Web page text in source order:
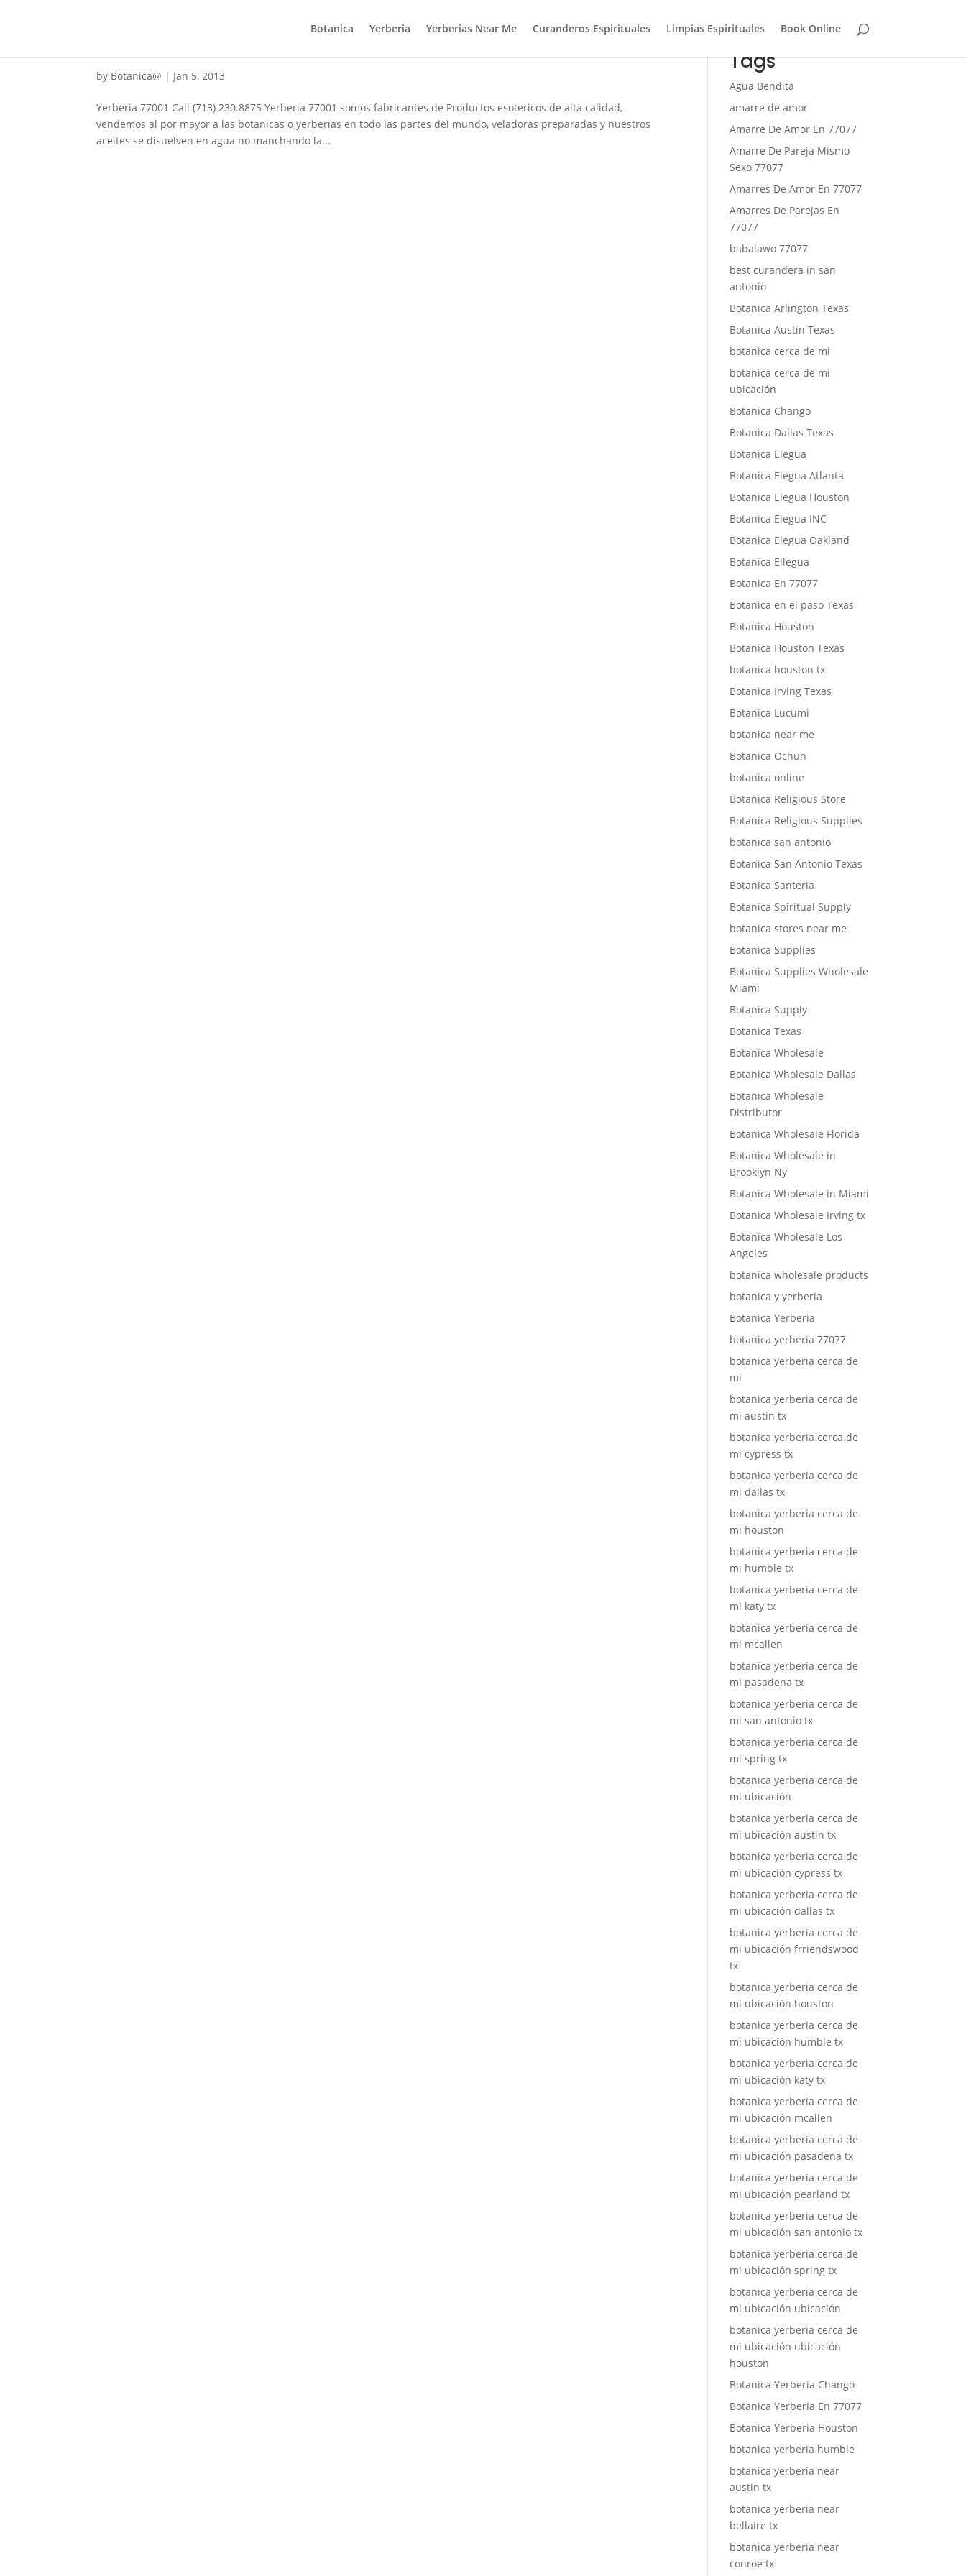
Botanica Yerberia Yerberias Near Me Curanderos Espirituales Limpias Espirituales Book Online
Yerberia 77001
by Botanica@ | Jan 5, 2013
Yerberia 77001 Call (713) 230.8875 Yerberia 77001 somos fabricantes de Productos esotericos de alta calidad,
vendemos al por mayor a las botanicas o yerberias en todo las partes del mundo, veladoras preparadas y nuestros
aceites se disuelven en agua no manchando la...
Tags
Agua Bendita
amarre de amor
Amarre De Amor En 77077
Amarre De Pareja Mismo
Sexo 77077
Amarres De Amor En 77077
Amarres De Parejas En
77077
babalawo 77077
best curandera in san
antonio
Botanica Arlington Texas
Botanica Austin Texas
botanica cerca de mi
botanica cerca de mi
ubicación
Botanica Chango
Botanica Dallas Texas
Botanica Elegua
Botanica Elegua Atlanta
Botanica Elegua Houston
Botanica Elegua INC
Botanica Elegua Oakland
Botanica Ellegua
Botanica En 77077
Botanica en el paso Texas
Botanica Houston
Botanica Houston Texas
botanica houston tx
Botanica Irving Texas
Botanica Lucumi
botanica near me
Botanica Ochun
botanica online
Botanica Religious Store
Botanica Religious Supplies
botanica san antonio
Botanica San Antonio Texas
Botanica Santeria
Botanica Spiritual Supply
botanica stores near me
Botanica Supplies
Botanica Supplies Wholesale
Miami
Botanica Supply
Botanica Texas
Botanica Wholesale
Botanica Wholesale Dallas
Botanica Wholesale
Distributor
Botanica Wholesale Florida
Botanica Wholesale in
Brooklyn Ny
Botanica Wholesale in Miami
Botanica Wholesale Irving tx
Botanica Wholesale Los
Angeles
botanica wholesale products
botanica y yerberia
Botanica Yerberia
botanica yerberia 77077
botanica yerberia cerca de
mi
botanica yerberia cerca de
mi austin tx
botanica yerberia cerca de
mi cypress tx
botanica yerberia cerca de
mi dallas tx
botanica yerberia cerca de
mi houston
botanica yerberia cerca de
mi humble tx
botanica yerberia cerca de
mi katy tx
botanica yerberia cerca de
mi mcallen
botanica yerberia cerca de
mi pasadena tx
botanica yerberia cerca de
mi san antonio tx
botanica yerberia cerca de
mi spring tx
botanica yerberia cerca de
mi ubicación
botanica yerberia cerca de
mi ubicación austin tx
botanica yerberia cerca de
mi ubicación cypress tx
botanica yerberia cerca de
mi ubicación dallas tx
botanica yerberia cerca de
mi ubicación frriendswood
tx
botanica yerberia cerca de
mi ubicación houston
botanica yerberia cerca de
mi ubicación humble tx
botanica yerberia cerca de
mi ubicación katy tx
botanica yerberia cerca de
mi ubicación mcallen
botanica yerberia cerca de
mi ubicación pasadena tx
botanica yerberia cerca de
mi ubicación pearland tx
botanica yerberia cerca de
mi ubicación san antonio tx
botanica yerberia cerca de
mi ubicación spring tx
botanica yerberia cerca de
mi ubicación ubicación
botanica yerberia cerca de
mi ubicación ubicación
houston
Botanica Yerberia Chango
Botanica Yerberia En 77077
Botanica Yerberia Houston
botanica yerberia humble
botanica yerberia near
austin tx
botanica yerberia near
bellaire tx
botanica yerberia near
conroe tx